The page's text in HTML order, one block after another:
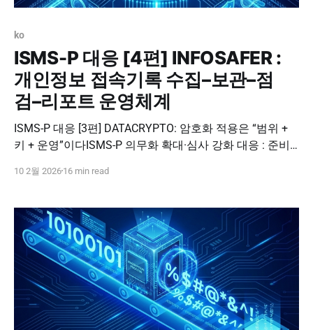
ko
ISMS-P 대응 [4편] INFOSAFER :
개인정보 접속기록 수집–보관–점
검–리포트 운영체계
ISMS-P 대응 [3편] DATACRYPTO: 암호화 적용은 “범위 +
키 + 운영”이다ISMS-P 의무화 확대·심사 강화 대응 : 준비
침해가 반복되면서, 기업이 실제로 정보보호 관리체계를
증입니다. 단발성 보안 솔루션 도입이나 문서 정리만으로
는 사고를 막기 어렵다는 현실이 누적되면서,
10 2월 2026 16 min read